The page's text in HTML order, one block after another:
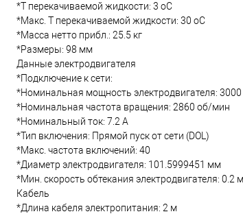
*Т перекачиваемой жидкости: 3 oC
*Макс. T перекачиваемой жидкости: 30 oC
*Масса нетто прибл.: 25.5 кг
*Размеры: 98 мм
Данные электродвигателя
*Подключение к сети:
*Номинальная мощность электродвигателя:
*Номинальная частота вращения: 2860 об/мин
*Номинальный ток: 7.2 А
*Тип включения: Прямой пуск от сети (DOL)
*Макс. частота включений: 40
*Диаметр электродвигателя: 101.5999451 мм
*Мин. скорость обтекания электродвигателя: 0.2
Кабель
*Длина кабеля электропитания: 2 м